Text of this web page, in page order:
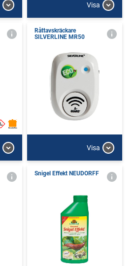
Visa
Råttavskräckare
SILVERLINE MR50
Visa
Snigel Effekt NEUDORFF